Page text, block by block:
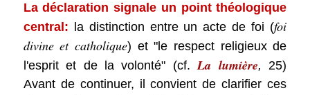
La déclaration signale un point théologique
central: la distinction entre un acte de foi (foi
divine et catholique) et "le respect religieux de
l'esprit et de la volonté" (cf.La lumière, 25)
Avant de continuer, il convient de clarifier ces